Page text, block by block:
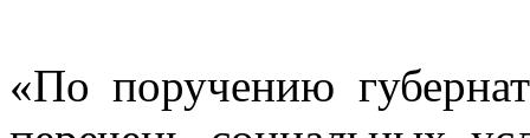
«По поручению